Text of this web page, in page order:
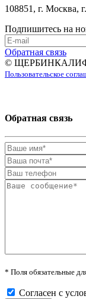
108851, г. Москва,
Подпишитесь на
Обратная связь
©
Пользовательское
Обратная связь
* Поля обязательные
Согласен с